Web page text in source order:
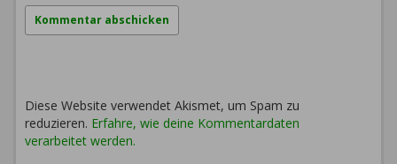
Diese Website verwendet Akismet, um Spam zu
reduzieren. Erfahre, wie deine Kommentardaten
verarbeitet werden.